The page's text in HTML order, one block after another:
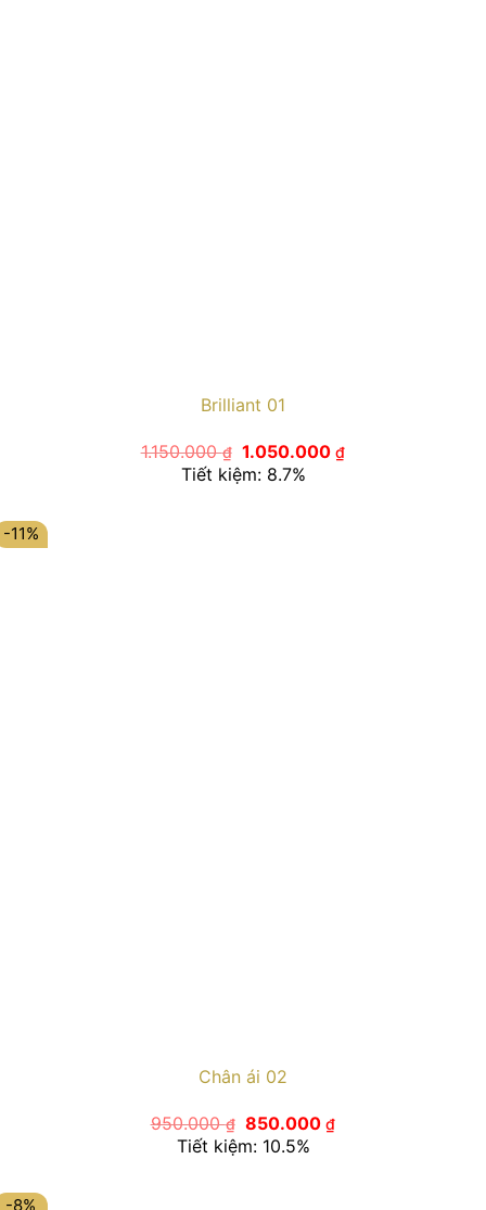
Brilliant 01
1.150.000₫ Giá
gốc
là:
1.050.000₫Giá
Tiết kiệm: 8.7%
-11%
Chân ái 02
950.000₫ Giá
gốc
là:
850.000₫Giá
Tiết kiệm: 10.5%
-8%